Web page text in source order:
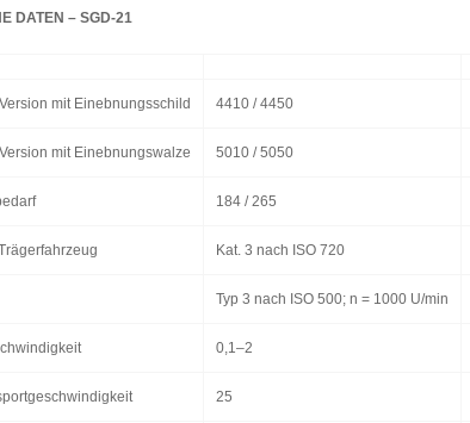
DATEN – SGD-21
mit Einebnungsschild 4410 / 4450
mit Einebnungswalze 5010 / 5050
184 / 265
Kat. 3 nach ISO 720
Typ 3 nach ISO 500; n = 1000 U/min
0,1–2
25